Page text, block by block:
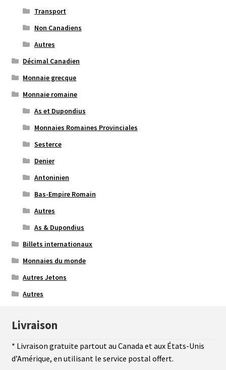
Transport
Non Canadiens
Autres
Décimal Canadien
Monnaie grecque
Monnaie romaine
As et Dupondius
Monnaies Romaines Provinciales
Sesterce
Denier
Antoninien
Bas-Empire Romain
Autres
As & Dupondius
Billets internationaux
Monnaies du monde
Autres Jetons
Autres
Livraison
* Livraison gratuite partout au Canada et aux États-Unis
d’Amérique, en utilisant le service postal offert.